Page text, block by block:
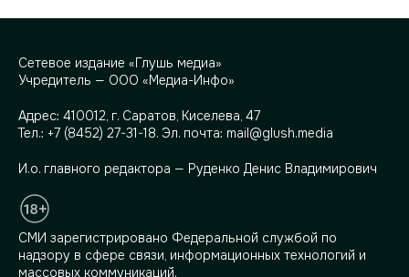
Сетевое издание «Глушь медиа»
Учредитель — ООО «Медиа-Инфо»
Адрес: 410012, г. Саратов, Киселева, 47
Тел.: +7 (8452) 27-31-18. Эл. почта: mail@glush.media
И.о. главного редактора — Руденко Денис Владимирович
СМИ зарегистрировано Федеральной службой по
надзору в сфере связи, информационных технологий и
массовых коммуникаций.